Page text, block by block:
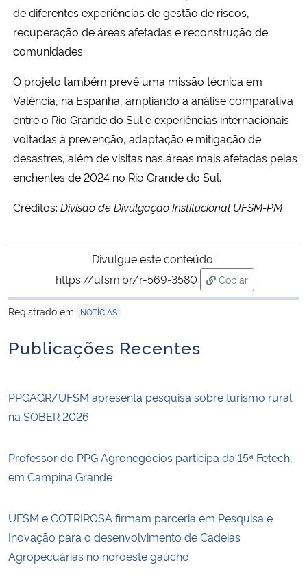
de diferentes experiências de gestão de riscos,
recuperação de áreas afetadas e reconstrução de
comunidades.
O projeto também prevê uma missão técnica em
Valência, na Espanha, ampliando a análise comparativa
entre o Rio Grande do Sul e experiências internacionais
voltadas à prevenção, adaptação e mitigação de
desastres, além de visitas nas áreas mais afetadas pelas
enchentes de 2024 no Rio Grande do Sul.
Créditos: Divisão de Divulgação Institucional UFSM-PM
Divulgue este conteúdo:
https://ufsm.br/r-569-3580
Copiar
para área de
Registrado em
NOTÍCIAS
Publicações Recentes
PPGAGR/UFSM apresenta pesquisa sobre turismo rural
na SOBER 2026
Professor do PPG Agronegócios participa da 15ª Fetech,
em Campina Grande
UFSM e COTRIROSA firmam parceria em Pesquisa e
Inovação para o desenvolvimento de Cadeias
Agropecuárias no noroeste gaúcho